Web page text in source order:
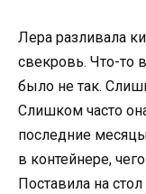
Лера разливала
свекровь. Что-то
было не так.
Слишком часто
последние
в контейнере,
Поставила на стол